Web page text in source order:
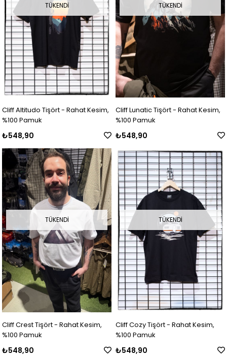
TÜKENDI
Cliff Altitudo Tişört - Rahat Kesim,
%100 Pamuk
₺548,90
TÜKENDI
Cliff Lunatic Tişört - Rahat Kesim,
%100 Pamuk
₺548,90
TÜKENDI
Cliff Crest Tişört - Rahat Kesim,
%100 Pamuk
₺548,90
TÜKENDI
Cliff Cozy Tişört - Rahat Kesim,
%100 Pamuk
₺548,90